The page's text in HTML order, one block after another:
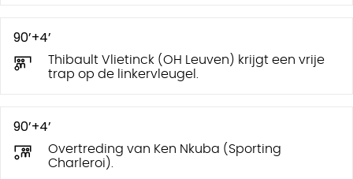
90’+4’
Thibault Vlietinck (OH Leuven) krijgt een vrije
trap op de linkervleugel.
90’+4’
Overtreding van Ken Nkuba (Sporting
Charleroi).